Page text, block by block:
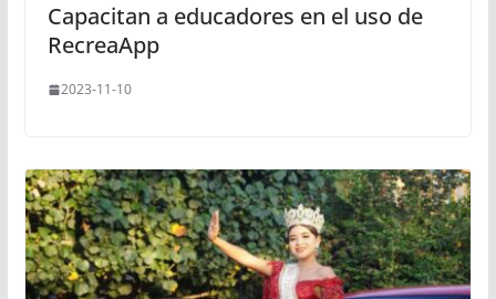
Capacitan a educadores en el uso de
RecreaApp
2023-11-10